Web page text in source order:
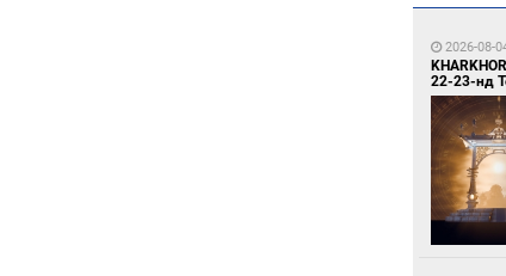
1 өдрийн
2026-08-
22-23-нд